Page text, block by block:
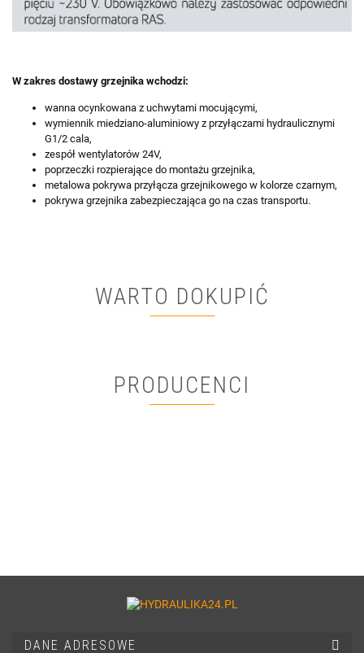
W zakres dostawy grzejnika wchodzi:
wanna ocynkowana z uchwytami mocującymi,
wymiennik miedziano-aluminiowy z przyłączami hydraulicznymi
G1/2 cala,
zespół wentylatorów 24V,
poprzeczki rozpierające do montażu grzejnika,
metalowa pokrywa przyłącza grzejnikowego w kolorze czarnym,
pokrywa grzejnika zabezpieczająca go na czas transportu.
WARTO DOKUPIĆ
PRODUCENCI
DANE ADRESOWE